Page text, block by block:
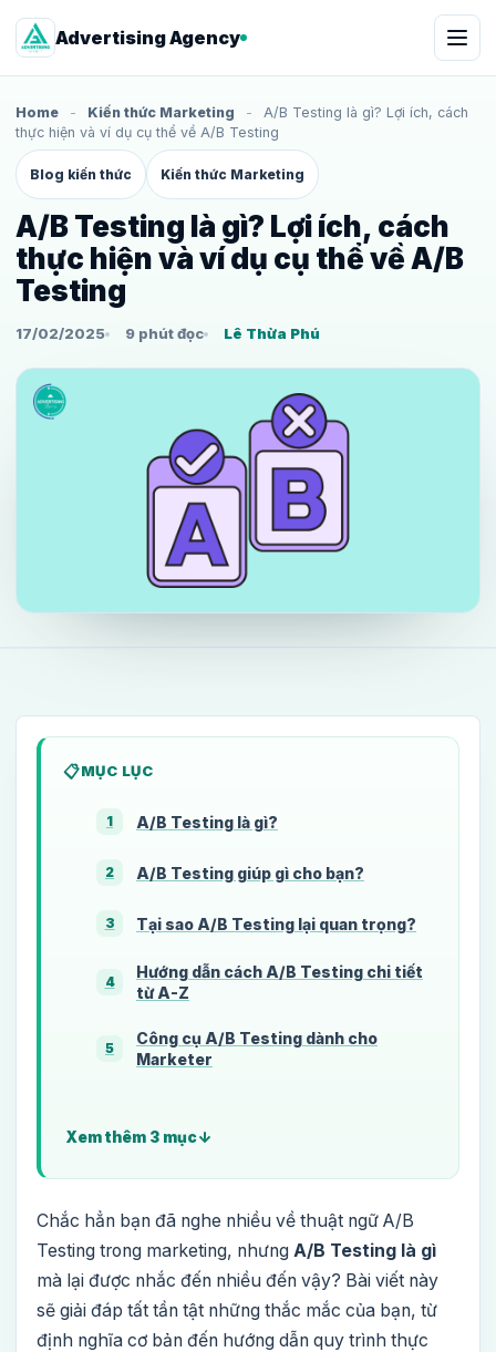
Advertising Agency
Home - Kiến thức Marketing -
A/B Testing là gì? Lợi ích, cách
thực hiện và ví dụ cụ thể về A/B Testing
Blog kiến thức Kiến thức Marketing
A/B Testing là gì? Lợi ích, cách
thực hiện và ví dụ cụ thể về A/B
Testing
17/02/2025 9 phút đọc Lê Thừa Phú
MỤC LỤC
1 A/B Testing là gì?
2 A/B Testing giúp gì cho bạn?
3 Tại sao A/B Testing lại quan trọng?
4
Hướng dẫn cách A/B Testing chi tiết
từ A-Z
5
Công cụ A/B Testing dành cho
Marketer
Xem thêm 3 mục
Chắc hẳn bạn đã nghe nhiều về thuật ngữ A/B
Testing trong marketing, nhưng A/B Testing là gì
mà lại được nhắc đến nhiều đến vậy? Bài viết này
sẽ giải đáp tất tần tật những thắc mắc của bạn, từ
định nghĩa cơ bản đến hướng dẫn quy trình thực